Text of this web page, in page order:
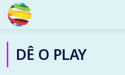
DÊ O PLAY